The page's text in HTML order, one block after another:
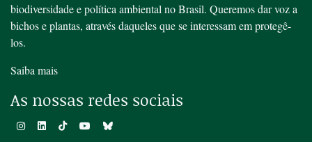
biodiversidade e política ambiental no Brasil. Queremos dar voz a
bichos e plantas, através daqueles que se interessam em protegê-
los.
Saiba mais
As nossas redes sociais